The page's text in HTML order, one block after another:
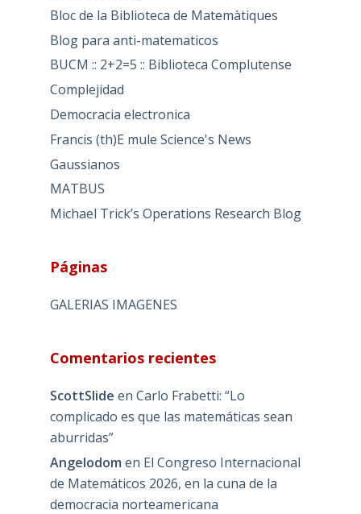
Bloc de la Biblioteca de Matemàtiques
Blog para anti-matematicos
BUCM :: 2+2=5 :: Biblioteca Complutense
Complejidad
Democracia electronica
Francis (th)E mule Science's News
Gaussianos
MATBUS
Michael Trick’s Operations Research Blog
Páginas
GALERIAS IMAGENES
Comentarios recientes
ScottSlide en Carlo Frabetti: “Lo
complicado es que las matemáticas sean
aburridas”
Angelodom en El Congreso Internacional
de Matemáticos 2026, en la cuna de la
democracia norteamericana